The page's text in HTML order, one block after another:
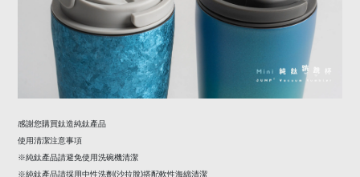
感謝您購買鈦造純鈦產品
使用清潔注意事項
※純鈦產品請避免使用洗碗機清潔
※純鈦產品請採用中性洗劑(沙拉脫)搭配軟性海綿清潔